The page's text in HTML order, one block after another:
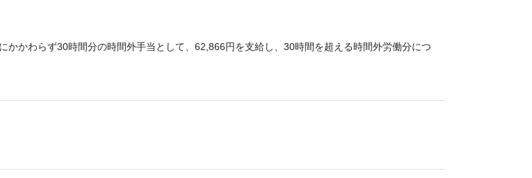
かかわらず30時間分の時間外手当として、62,866円を支給し、30時間を超える時間外労働分につ